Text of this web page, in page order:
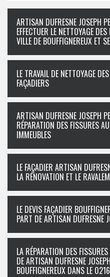
ARTISAN DUFRESNE JOSEPH
EFFECTUER LE NETTOYAGE
VILLE DE BOUFFIGNEREUX ET
LE TRAVAIL DE NETTOYAGE
FAÇADIERS
ARTISAN DUFRESNE JOSEPH
RÉPARATION DES FISSURES
IMMEUBLES
LE FAÇADIER ARTISAN
LA RÉNOVATION ET LE
LE DEVIS FAÇADIER
PART DE ARTISAN DUFRESNE
LA RÉPARATION DES
DE ARTISAN DUFRESNE
BOUFFIGNEREUX DANS LE